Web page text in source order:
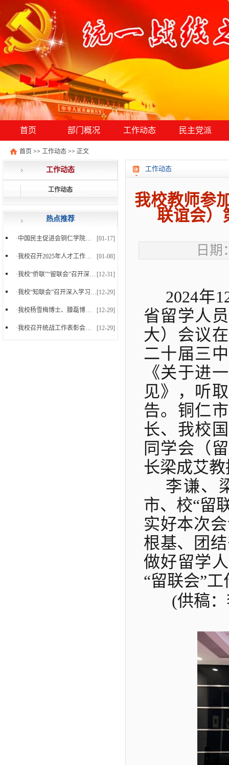
首页 部门概况 工作动态 民主党派
首页 >> 工作动态 >> 正文
工作动态
工作动态
热点推荐
[01-17]
·中国民主促进会铜仁学院支部委员会正式成立
[01-08]
·我校召开2025年人才工作暨党外知识分子台属归侨侨...
[12-31]
·我校“侨联”“留联会”召开深入学习党的二十届四...
[12-29]
·我校“知联会”召开深入学习党的二十届四中全会精...
[12-29]
·我校杨雪梅博士、滕磊博士参加中国民主促进会贵州...
[12-29]
·我校召开统战工作表彰会暨2025年下半年统战工作会...
工作动态
我校教师参
联谊会）
日期
2024年
省留学人
大）会议
二十届三
《关于进
见》，听
告。铜仁
长、我校
同学会（
长梁成艾
李谦、
市、校“留
实好本次
根基、团
做好留学
“留联会”
(供稿